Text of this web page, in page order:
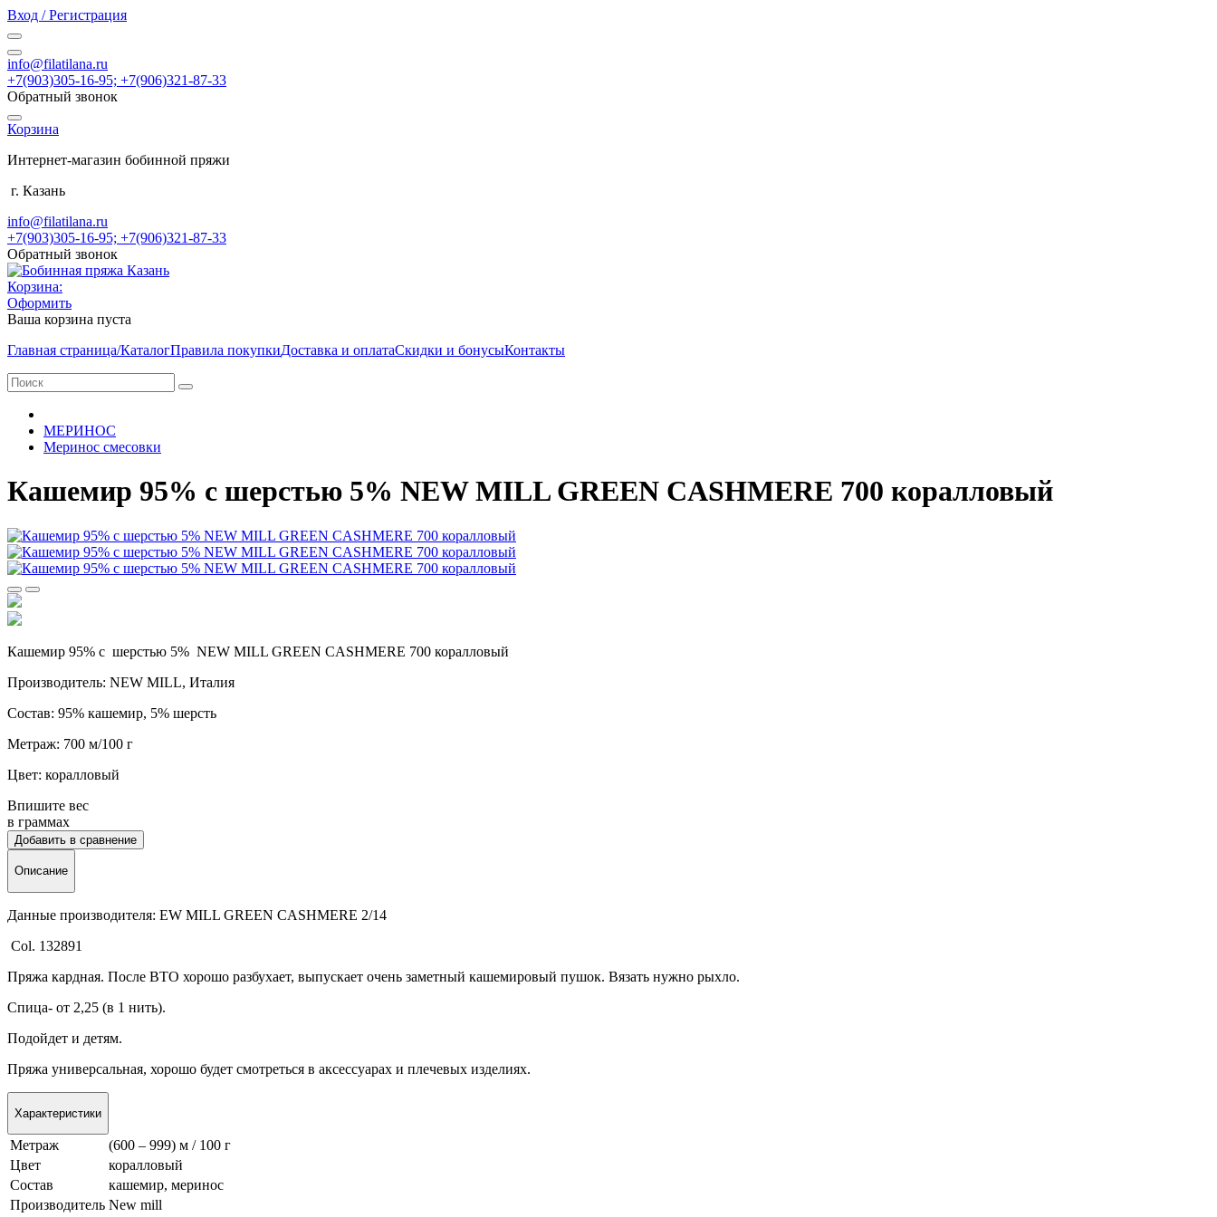
Вход / Регистрация
info@filatilana.ru
+7(903)305-16-95; +7(906)321-87-33
Обратный звонок
Корзина
Интернет-магазин бобинной пряжи
г. Казань
info@filatilana.ru
+7(903)305-16-95; +7(906)321-87-33
Обратный звонок
Корзина:
Оформить
Ваша корзина пуста
Главная страница/КаталогПравила покупкиДоставка и оплатаСкидки и бонусыКонтакты
МЕРИНОС
Меринос смесовки
Кашемир 95% с шерстью 5% NEW MILL GREEN CASHMERE 700 коралловый
Кашемир 95% с шерстью 5% NEW MILL GREEN CASHMERE 700 коралловый
Производитель: NEW MILL, Италия
Состав: 95% кашемир, 5% шерсть
Метраж: 700 м/100 г
Цвет: коралловый
Впишите вес
в граммах
Добавить в сравнение
Описание
Данные производителя: EW MILL GREEN CASHMERE 2/14
Col. 132891
Пряжа кардная. После ВТО хорошо разбухает, выпускает очень заметный кашемировый пушок. Вязать нужно рыхло.
Спица- от 2,25 (в 1 нить).
Подойдет и детям.
Пряжа универсальная, хорошо будет смотреться в аксессуарах и плечевых изделиях.
Характеристики
Метраж
(600 – 999) м / 100 г
Цвет
коралловый
Состав
кашемир, меринос
Производитель New mill